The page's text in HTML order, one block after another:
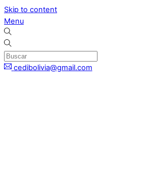
Skip to content
Menu
cedibolivia@gmail.com